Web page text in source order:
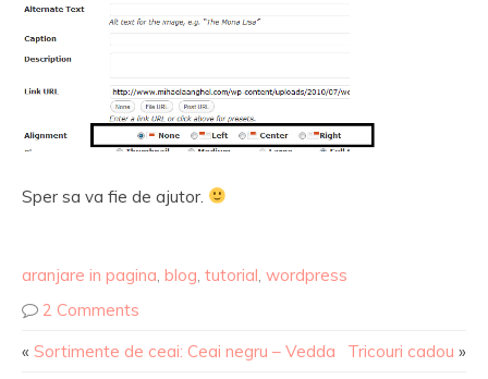
Sper sa va fie de ajutor.
aranjare in pagina blog tutorial wordpress
2 Comments
« Sortimente de ceai: Ceai negru – Vedda Tricouri cadou »